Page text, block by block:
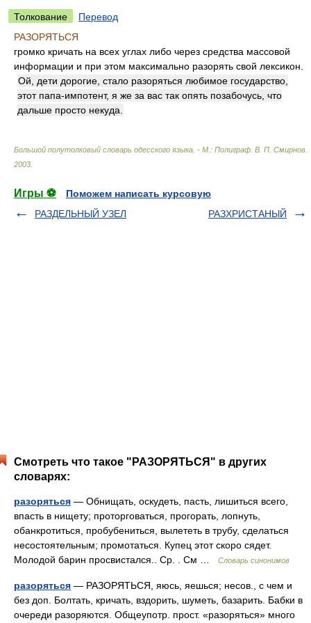
Толкование
Перевод
РАЗОРЯТЬСЯ
громко кричать на всех углах либо через средства массовой
информации и при этом максимально разорять свой лексикон.
Ой, дети дорогие, стало разоряться любимое государство,
этот папа-импотент, я же за вас так опять позабочусь, что
дальше просто некуда.
Большой полутолковый словарь одесского языка. - М.: Полиграф В. П. Смирнов
2003
Игры ⚽
Поможем написать курсовую
РАЗДЕЛЬНЫЙ УЗЕЛ
РАЗХРИСТАНЫЙ
Смотреть что такое "РАЗОРЯТЬСЯ" в других
словарях:
разоряться — Обнищать, оскудеть, пасть, лишиться всего,
впасть в нищету; проторговаться, прогорать, лопнуть,
обанкротиться, пробубениться, вылететь в трубу, сделаться
несостоятельным; промотаться. Купец этот скоро сядет.
Молодой барин просвистался.. Ср. . См …
Словарь синонимов
разоряться — РАЗОРЯТЬСЯ, яюсь, яешься; несов., с чем и
без доп. Болтать, кричать, вздорить, шуметь, базарить. Бабки в
очереди разоряются. Общеупотр. прост. «разоряться» много